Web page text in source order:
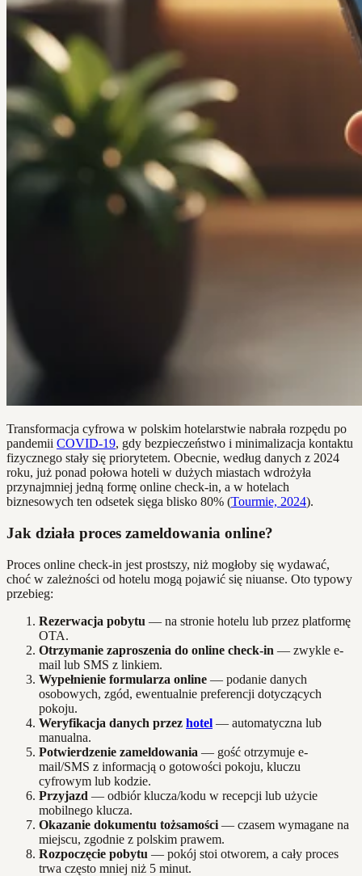
Transformacja cyfrowa w polskim hotelarstwie nabrała rozpędu po
pandemii COVID-19, gdy bezpieczeństwo i minimalizacja kontaktu
fizycznego stały się priorytetem. Obecnie, według danych z 2024
roku, już ponad połowa hoteli w dużych miastach wdrożyła
przynajmniej jedną formę online check-in, a w hotelach
biznesowych ten odsetek sięga blisko 80% (Tourmie, 2024).
Jak działa proces zameldowania online?
Proces online check-in jest prostszy, niż mogłoby się wydawać,
choć w zależności od hotelu mogą pojawić się niuanse. Oto typowy
przebieg:
Rezerwacja pobytu — na stronie hotelu lub przez platformę
OTA.
Otrzymanie zaproszenia do online check-in — zwykle e-
mail lub SMS z linkiem.
Wypełnienie formularza online — podanie danych
osobowych, zgód, ewentualnie preferencji dotyczących
pokoju.
Weryfikacja danych przez hotel — automatyczna lub
manualna.
Potwierdzenie zameldowania — gość otrzymuje e-
mail/SMS z informacją o gotowości pokoju, kluczu
cyfrowym lub kodzie.
Przyjazd — odbiór klucza/kodu w recepcji lub użycie
mobilnego klucza.
Okazanie dokumentu tożsamości — czasem wymagane na
miejscu, zgodnie z polskim prawem.
Rozpoczęcie pobytu — pokój stoi otworem, a cały proces
trwa często mniej niż 5 minut.